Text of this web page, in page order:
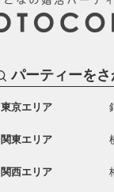
パーティーをさ
東京エリア
関東エリア
関西エリア